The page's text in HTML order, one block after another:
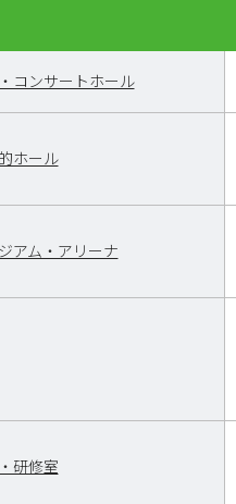
コンサートホール
ホール
アム・アリーナ
研修室